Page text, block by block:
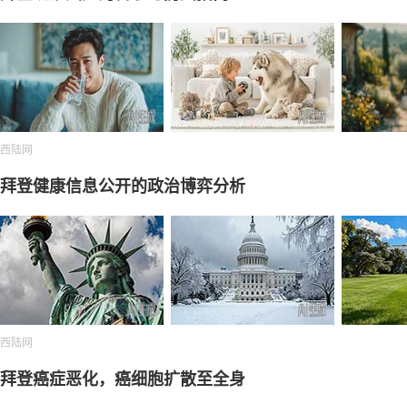
西陆网
拜登健康信息公开的政治博弈分析
西陆网
拜登癌症恶化，癌细胞扩散至全身